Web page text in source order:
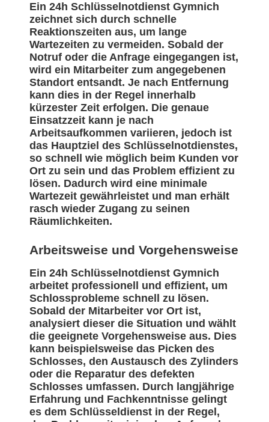
Ein 24h Schlüsselnotdienst Gymnich
zeichnet sich durch schnelle
Reaktionszeiten aus, um lange
Wartezeiten zu vermeiden. Sobald der
Notruf oder die Anfrage eingegangen ist,
wird ein Mitarbeiter zum angegebenen
Standort entsandt. Je nach Entfernung
kann dies in der Regel innerhalb
kürzester Zeit erfolgen. Die genaue
Einsatzzeit kann je nach
Arbeitsaufkommen variieren, jedoch ist
das Hauptziel des Schlüsselnotdienstes,
so schnell wie möglich beim Kunden vor
Ort zu sein und das Problem effizient zu
lösen. Dadurch wird eine minimale
Wartezeit gewährleistet und man erhält
rasch wieder Zugang zu seinen
Räumlichkeiten.
Arbeitsweise und Vorgehensweise
Ein 24h Schlüsselnotdienst Gymnich
arbeitet professionell und effizient, um
Schlossprobleme schnell zu lösen.
Sobald der Mitarbeiter vor Ort ist,
analysiert dieser die Situation und wählt
die geeignete Vorgehensweise aus. Dies
kann beispielsweise das Picken des
Schlosses, den Austausch des Zylinders
oder die Reparatur des defekten
Schlosses umfassen. Durch langjährige
Erfahrung und Fachkenntnisse gelingt
es dem Schlüsseldienst in der Regel,